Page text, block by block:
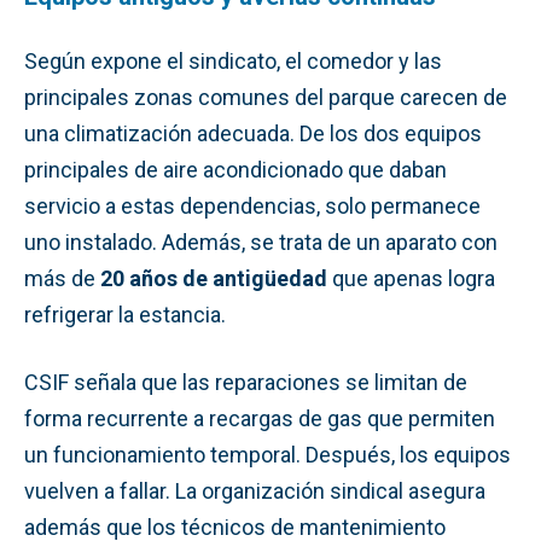
Según expone el sindicato, el comedor y las
principales zonas comunes del parque carecen de
una climatización adecuada. De los dos equipos
principales de aire acondicionado que daban
servicio a estas dependencias, solo permanece
uno instalado. Además, se trata de un aparato con
más de 20 años de antigüedad que apenas logra
refrigerar la estancia.
CSIF señala que las reparaciones se limitan de
forma recurrente a recargas de gas que permiten
un funcionamiento temporal. Después, los equipos
vuelven a fallar. La organización sindical asegura
además que los técnicos de mantenimiento